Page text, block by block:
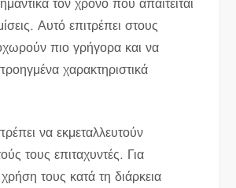
Αυτό επιτρέπει στους
πιο γρήγορα και να
χαρακτηριστικά
να εκμεταλλευτούν
τους επιταχυντές. Για
τους κατά τη διάρκεια